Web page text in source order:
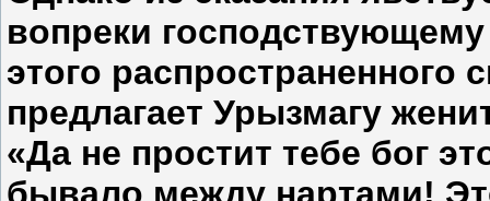
вопреки
этого рас­пространенного
предлагает Урызмагу
«Да не простит тебе бог